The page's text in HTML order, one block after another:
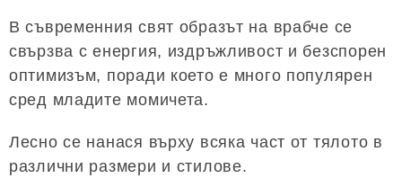
В съвременния свят образът на врабче се
свързва с енергия, издръжливост и безспорен
оптимизъм, поради което е много популярен
сред младите момичета.
Лесно се нанася върху всяка част от тялото в
различни размери и стилове.